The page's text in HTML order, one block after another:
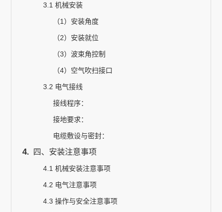
3.1 机械安装
（1）安装角度
（2）安装就位
（3）波束角控制
（4）空气吹扫接口
3.2 电气接线
接线程序：
接地要求：
电缆敷设与密封：
四、安装注意事项
4.1 机械安装注意事项
4.2 电气注意事项
4.3 操作与安全注意事项